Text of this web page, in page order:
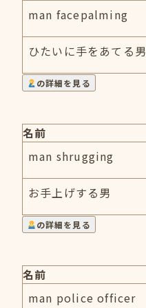
man facepalming
ひたいに手をあてる男
の詳細を見る
名前
man shrugging
お手上げする男
の詳細を見る
名前
man police officer